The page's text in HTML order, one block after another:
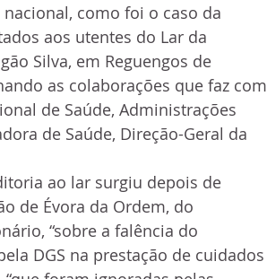
como foi o caso da
aos utentes do Lar da
Silva, em Reguengos de
as colaborações que faz com
de Saúde, Administrações
de Saúde, Direção-Geral da
ao lar surgiu depois de
de Évora da Ordem, do
“sobre a falência do
DGS na prestação de cuidados